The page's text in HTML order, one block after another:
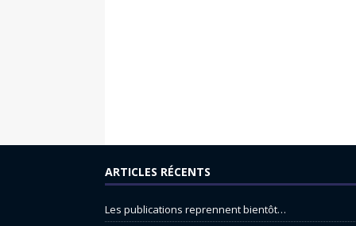
ARTICLES RÉCENTS
Les publications reprennent bientôt…